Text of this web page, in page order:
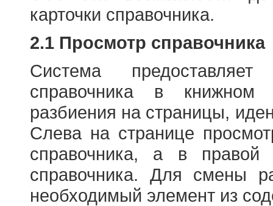
карточки справочника.
2.1 Просмотр справочника
Система
справочника в
разбиения на страницы,
Слева на странице
справочника, а в правой
справочника. Для смены
необходимый элемент из